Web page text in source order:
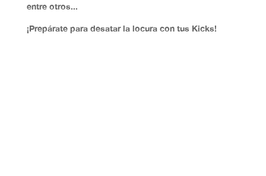
entre otros...
¡Prepárate para desatar la locura con tus Kicks!